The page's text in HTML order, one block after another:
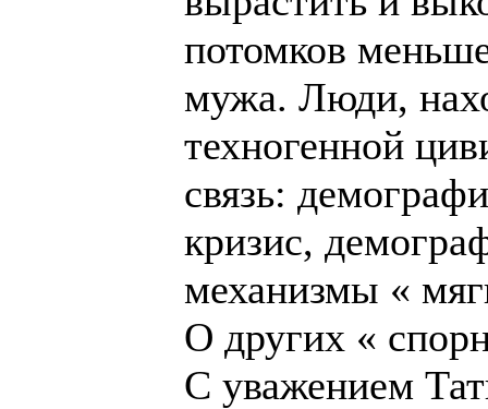
потомков
мужа. Люди,
техногенной
связь:
кризис,
механизмы «
О других «
С уважением